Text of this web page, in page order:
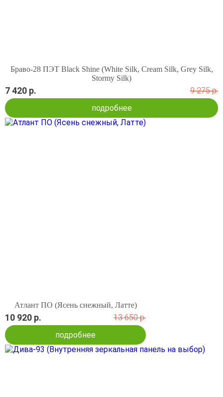
Браво-28 ПЭТ Black Shine (White Silk, Cream Silk, Grey Silk,
Stormy Silk)
7 420 р.
9 275 р.
подробнее
Атлант ПО (Ясень снежный, Латте)
10 920 р.
13 650 р.
подробнее